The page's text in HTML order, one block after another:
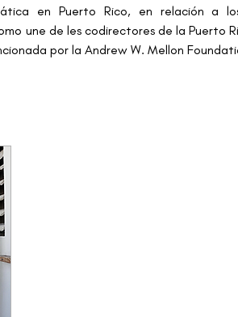
en Puerto Rico, en relación a
une de les codirectores de la Puerto
por la Andrew W. Mellon